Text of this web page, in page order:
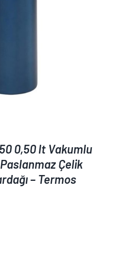
0,50 lt Vakumlu
Paslanmaz Çelik
– Termos